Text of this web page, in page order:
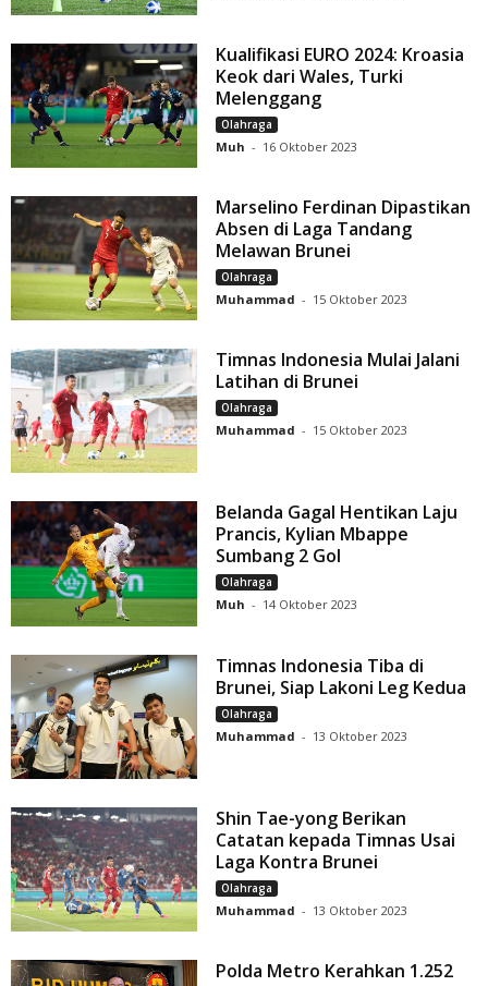
Kualifikasi EURO 2024: Kroasia
Keok dari Wales, Turki
Melenggang
Olahraga
Muh - 16 Oktober 2023
Marselino Ferdinan Dipastikan
Absen di Laga Tandang
Melawan Brunei
Olahraga
Muhammad - 15 Oktober 2023
Timnas Indonesia Mulai Jalani
Latihan di Brunei
Olahraga
Muhammad - 15 Oktober 2023
Belanda Gagal Hentikan Laju
Prancis, Kylian Mbappe
Sumbang 2 Gol
Olahraga
Muh - 14 Oktober 2023
Timnas Indonesia Tiba di
Brunei, Siap Lakoni Leg Kedua
Olahraga
Muhammad - 13 Oktober 2023
Shin Tae-yong Berikan
Catatan kepada Timnas Usai
Laga Kontra Brunei
Olahraga
Muhammad - 13 Oktober 2023
Polda Metro Kerahkan 1.252